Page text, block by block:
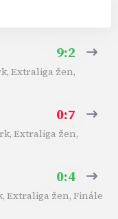
9:2
, Extraliga žen,
0:7
, Extraliga žen,
0:4
, Extraliga žen, Finále